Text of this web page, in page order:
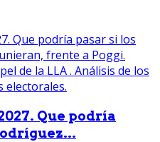
Que podría